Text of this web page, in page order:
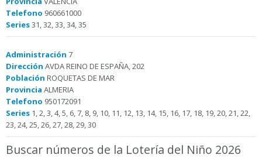
Telefono 960661000
Series31, 32, 33, 34, 35
Administración 7
Dirección AVDA REINO DE ESPAÑA, 202
Población ROQUETAS DE MAR
Provincia ALMERIA
Telefono 950172091
Series 1, 2, 3, 4, 5, 6, 7, 8, 9, 10, 11, 12, 13, 14, 15, 16, 17, 18, 19, 20, 21, 22,
23, 24, 25, 26, 27, 28, 29, 30
Buscar números de la Lotería del Niño 2026